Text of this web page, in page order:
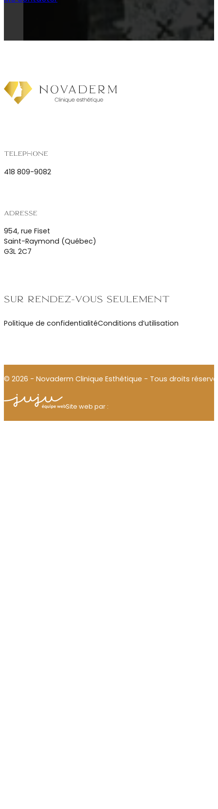
Sur rendez-vous seulement
Politique de confidentialitéConditions d’utilisation
Téléphone
418 809-9082
Adresse
954, rue Fiset
Saint-Raymond (Québec)
G3L 2C7
© 2026 - Novaderm Clinique Esthétique - Tous droits
Site web par :